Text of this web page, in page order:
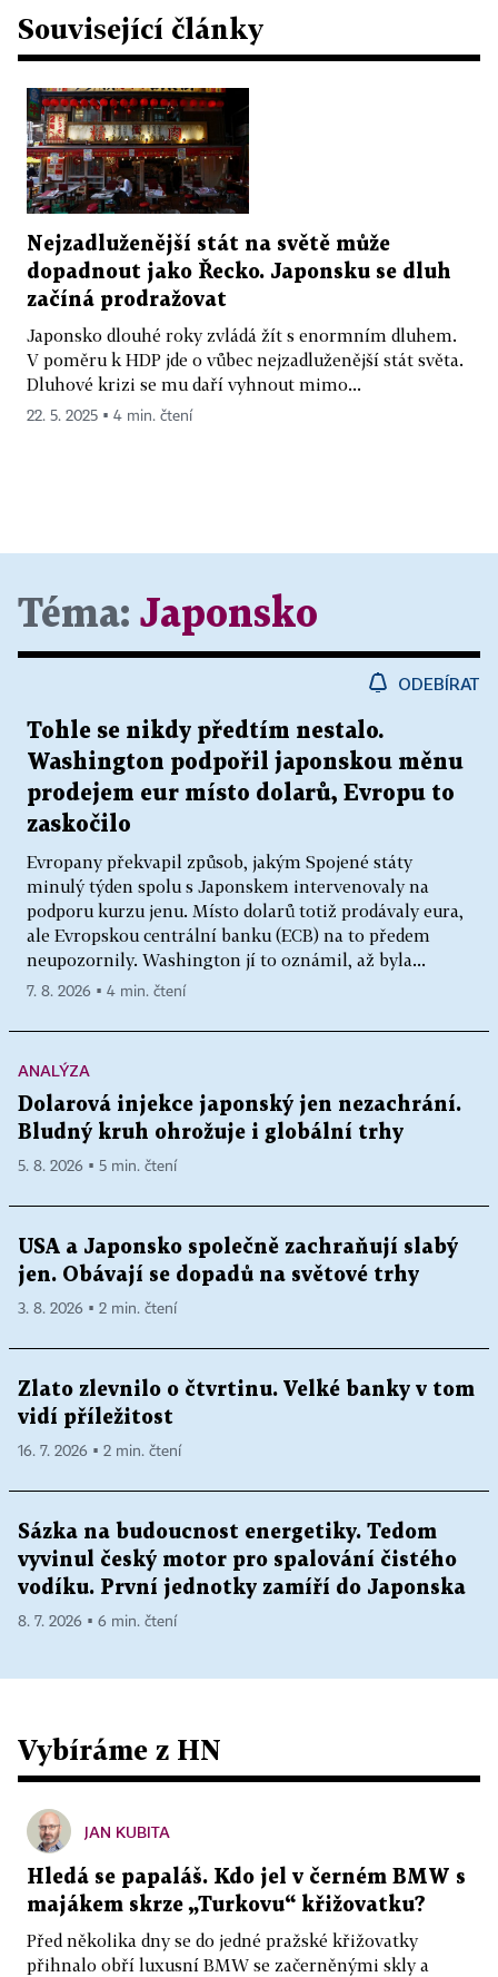
Související články
Nejzadluženější stát na světě může
dopadnout jako Řecko. Japonsku se dluh
začíná prodražovat
Japonsko dlouhé roky zvládá žít s enormním dluhem.
V poměru k HDP jde o vůbec nejzadluženější stát světa.
Dluhové krizi se mu daří vyhnout mimo...
22. 5. 2025 ▪ 4 min. čtení
Téma: Japonsko
ODEBÍRAT
Tohle se nikdy předtím nestalo.
Washington podpořil japonskou měnu
prodejem eur místo dolarů, Evropu to
zaskočilo
Evropany překvapil způsob, jakým Spojené státy
minulý týden spolu s Japonskem intervenovaly na
podporu kurzu jenu. Místo dolarů totiž prodávaly eura,
ale Evropskou centrální banku (ECB) na to předem
neupozornily. Washington jí to oznámil, až byla...
7. 8. 2026 ▪ 4 min. čtení
ANALÝZA
Dolarová injekce japonský jen nezachrání.
Bludný kruh ohrožuje i globální trhy
5. 8. 2026 ▪ 5 min. čtení
USA a Japonsko společně zachraňují slabý
jen. Obávají se dopadů na světové trhy
3. 8. 2026 ▪ 2 min. čtení
Zlato zlevnilo o čtvrtinu. Velké banky v tom
vidí příležitost
16. 7. 2026 ▪ 2 min. čtení
Sázka na budoucnost energetiky. Tedom
vyvinul český motor pro spalování čistého
vodíku. První jednotky zamíří do Japonska
8. 7. 2026 ▪ 6 min. čtení
Vybíráme z HN
JAN KUBITA
Hledá se papaláš. Kdo jel v černém BMW s
majákem skrze „Turkovu“ křižovatku?
Před několika dny se do jedné pražské křižovatky
přihnalo obří luxusní BMW se začerněnými skly a